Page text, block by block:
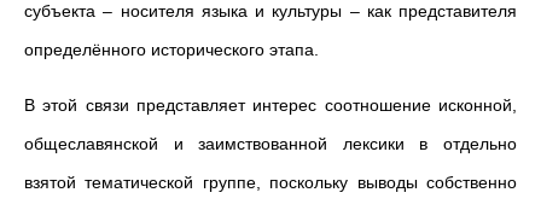
субъекта – носителя языка и культуры – как представителя
определённого исторического этапа.
В этой связи представляет интерес соотношение исконной,
общеславянской и заимствованной лексики в отдельно
взятой тематической группе, поскольку выводы собственно